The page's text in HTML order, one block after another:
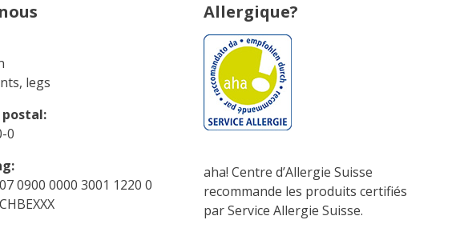
legs
0
0900 0000 3001 1220 0
Allergique?
aha! Centre d’Allergie Suisse
recommande les produits certifiés
par Service Allergie Suisse.